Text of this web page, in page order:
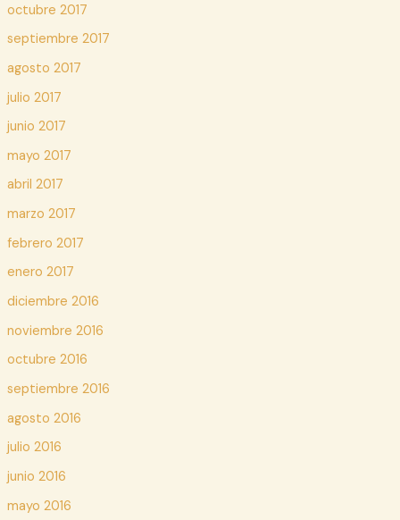
octubre 2017
septiembre 2017
agosto 2017
julio 2017
junio 2017
mayo 2017
abril 2017
marzo 2017
febrero 2017
enero 2017
diciembre 2016
noviembre 2016
octubre 2016
septiembre 2016
agosto 2016
julio 2016
junio 2016
mayo 2016